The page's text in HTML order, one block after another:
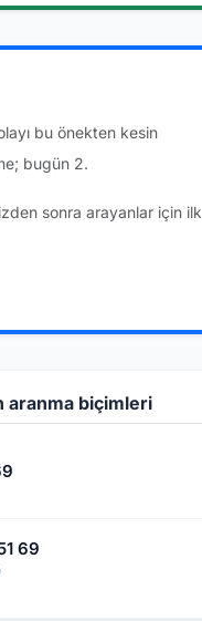
bu önekten kesin
bugün 2.
sonra arayanlar için ilk
aranma biçimleri
69